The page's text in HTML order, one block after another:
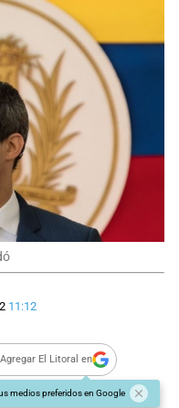
11:12
El Litoral en
medios preferidos en Google